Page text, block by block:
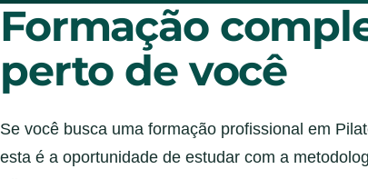
Formação
perto de você
Se você busca uma formação profissional em
esta é a oportunidade de estudar com a